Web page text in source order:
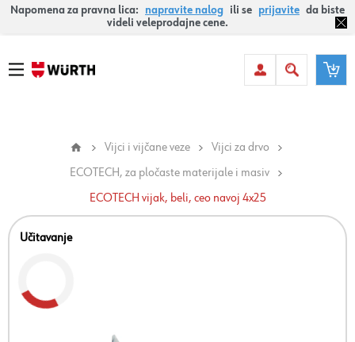
Napomena za pravna lica: napravite nalog ili se prijavite da biste
videli veleprodajne cene.
Vijci i vijčane veze
Vijci za drvo
ECOTECH, za pločaste materijale i masiv
ECOTECH vijak, beli, ceo navoj 4x25
Učitavanje